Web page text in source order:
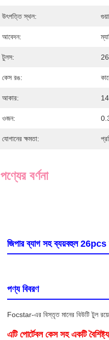
উৎপত্তি স্থল:
আবেদন:
টুলস:
কেস রঙ:
আকার:
ওজন:
যোগানের ক্ষমতা:
পণ্যের বর্ণনা
জিপার ব্যাগ সহ ব্যয়বহুল 26pcs
পণ্য বিবরণ
Focstar-এর বিস্তৃত মানের বিউটি টুল
এটি পোর্টেবল কেস সহ একটি